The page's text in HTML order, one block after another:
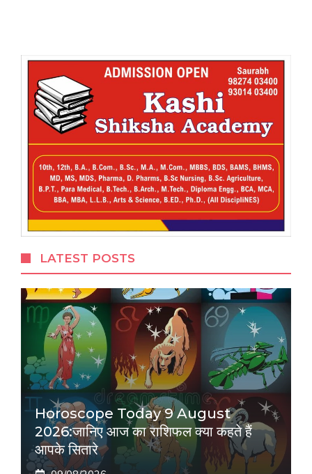
LATEST POSTS
Horoscope Today 9 August
2026:जानिए आज का राशिफल क्या कहते हैं
आपके सितारे